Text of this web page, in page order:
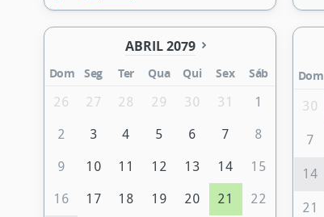
ABRIL 2079
Dom Seg Ter Qua Qui Sex
Sáb
26
27 28 29 30 31 1
2 3 4 5 6 7 8
9 10 11 12 13 14 15
16 17 18 19 20 21 22
Dom
30
7
14
21